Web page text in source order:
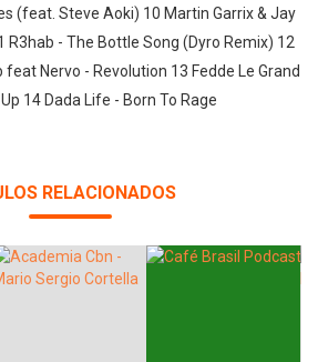
(feat. Steve Aoki) 10 Martin Garrix & Jay
R3hab - The Bottle Song (Dyro Remix) 12
Nervo - Revolution 13 Fedde Le Grand
14 Dada Life - Born To Rage
RELACIONADOS